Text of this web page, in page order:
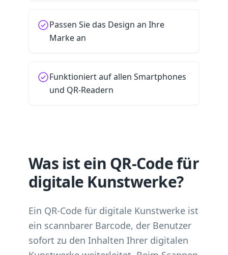
Passen Sie das Design an Ihre
Marke an
Funktioniert auf allen Smartphones
und QR-Readern
Was ist ein QR-Code für
digitale Kunstwerke?
Ein QR-Code für digitale Kunstwerke ist
ein scannbarer Barcode, der Benutzer
sofort zu den Inhalten Ihrer digitalen